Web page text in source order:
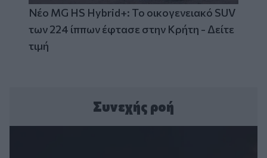
Νέο MG HS Hybrid+: Το οικογενειακό SUV
των 224 ίππων έφτασε στην Κρήτη - Δείτε
τιμή
Συνεχής ροή